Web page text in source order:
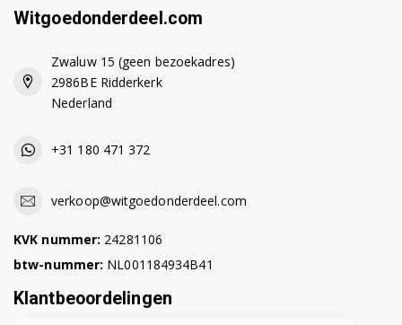
Witgoedonderdeel.com
Zwaluw 15 (geen bezoekadres)
2986BE Ridderkerk
Nederland
+31 180 471 372
verkoop@witgoedonderdeel.com
KVK nummer: 24281106
btw-nummer: NL001184934B41
Klantbeoordelingen